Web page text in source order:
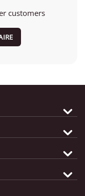
customers